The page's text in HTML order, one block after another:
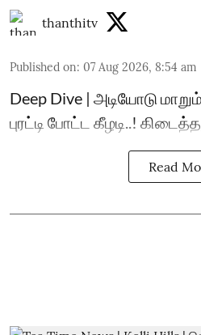
thanthitv
Published on: 07 Aug 2026, 8:54 am
Deep Dive | அடியோடு
புரட்டி போட்ட கீழடி..!
Read